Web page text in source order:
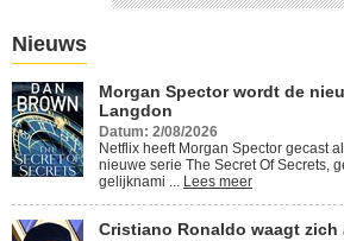
Nieuws
Morgan Spector wordt de
Langdon
Datum: 2/08/2026
Netflix heeft Morgan Spector gecast
nieuwe serie The Secret Of Secrets,
gelijknami ... Lees meer
Cristiano Ronaldo waagt zich